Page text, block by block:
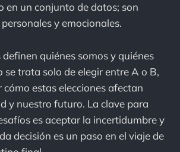
en un conjunto de datos; son
y emocionales.
definen quiénes somos y quiénes
se trata solo de elegir entre A o B,
cómo estas elecciones afectan
y nuestro futuro. La clave para
es aceptar la incertidumbre y
decisión es un paso en el viaje de